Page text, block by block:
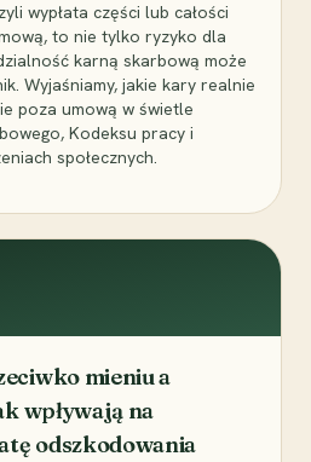
wypłata części lub całości
to nie tylko ryzyko dla
karną skarbową może
Wyjaśniamy, jakie kary realnie
poza umową w świetle
Kodeksu pracy i
społecznych.
mieniu a
wpływają na
odszkodowania